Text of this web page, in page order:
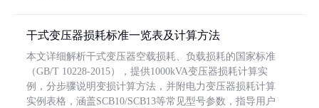
干式变压器损耗标准一览表及计算方法
本文详细解析干式变压器空载损耗、负载损耗的国家标准
（GB/T 10228-2015），提供1000kVA变压器损耗计算实
例，分步骤说明变损计算方法，并附电力变压器损耗计算
实例表格，涵盖SCB10/SCB13等常见型号参数，指导用户